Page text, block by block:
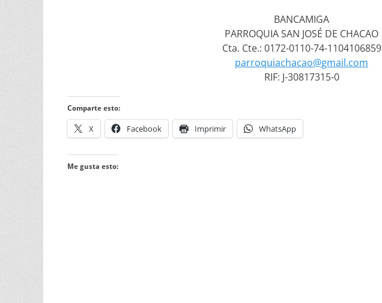
BANCAMIGA
PARROQUIA SAN JOSÉ DE CHACAO
Cta. Cte.: 0172-0110-74-1104106859
parroquiachacao@gmail.com
RIF: J-30817315-0
Comparte esto:
X Facebook Imprimir WhatsApp
Me gusta esto: